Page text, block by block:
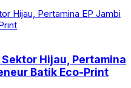
Hijau, Pertamina
Batik Eco-Print